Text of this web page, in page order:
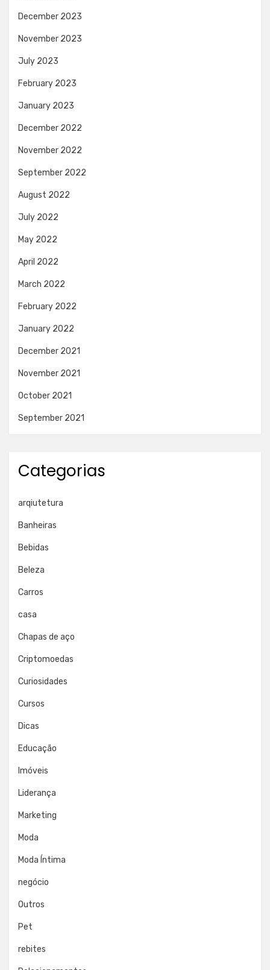
December 2023
November 2023
July 2023
February 2023
January 2023
December 2022
November 2022
September 2022
August 2022
July 2022
May 2022
April 2022
March 2022
February 2022
January 2022
December 2021
November 2021
October 2021
September 2021
Categorias
arqiutetura
Banheiras
Bebidas
Beleza
Carros
casa
Chapas de aço
Criptomoedas
Curiosidades
Cursos
Dicas
Educação
Imóveis
Liderança
Marketing
Moda
Moda Íntima
negócio
Outros
Pet
rebites